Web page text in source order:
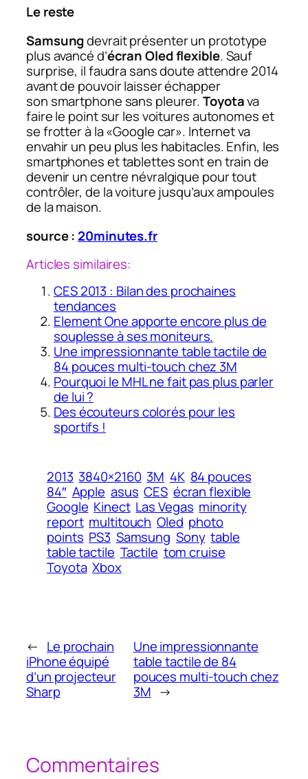
Le reste
Samsungdevrait présenter un prototype
plus avancé d’écran Oled flexible. Sauf
surprise, il faudra sans doute attendre 2014
avant de pouvoir laisser échapper
son smartphone sans pleurer.Toyotava
faire le point sur les voitures autonomes et
se frotter à la «Google car». Internet va
envahir un peu plus les habitacles. Enfin, les
smartphones et tablettes sont en train de
devenir un centre névralgique pour tout
contrôler, de la voiture jusqu’aux ampoules
de la maison.
source : 20minutes.fr
Articles similaires:
CES 2013 : Bilan des prochaines
tendances
Element One apporte encore plus de
souplesse à ses moniteurs.
Une impressionnante table tactile de
84 pouces multi-touch chez 3M
Pourquoi le MHL ne fait pas plus parler
de lui ?
Des écouteurs colorés pour les
sportifs !
2013 3840×2160 3M 4K 84 pouces
84″ Apple asus CES écran flexible
Google Kinect Las Vegas minority
report multitouch Oled photo
points PS3 Samsung Sony table
table tactile Tactile tom cruise
Toyota Xbox
← Le prochain
iPhone équipé
d’un projecteur
Sharp
Une impressionnante
table tactile de 84
pouces multi-touch chez
3M →
Commentaires